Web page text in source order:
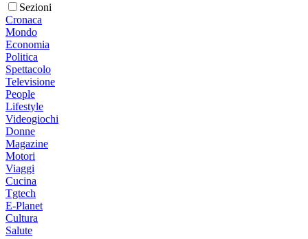
Sezioni
Cronaca
Mondo
Economia
Politica
Spettacolo
Televisione
People
Lifestyle
Videogiochi
Donne
Magazine
Motori
Viaggi
Cucina
Tgtech
E-Planet
Cultura
Salute